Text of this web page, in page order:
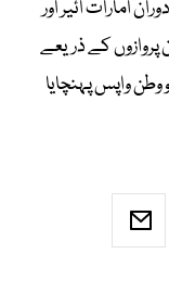
امارات ائیر اور
پروازوں کے ذریعے
واپس پہنچایا